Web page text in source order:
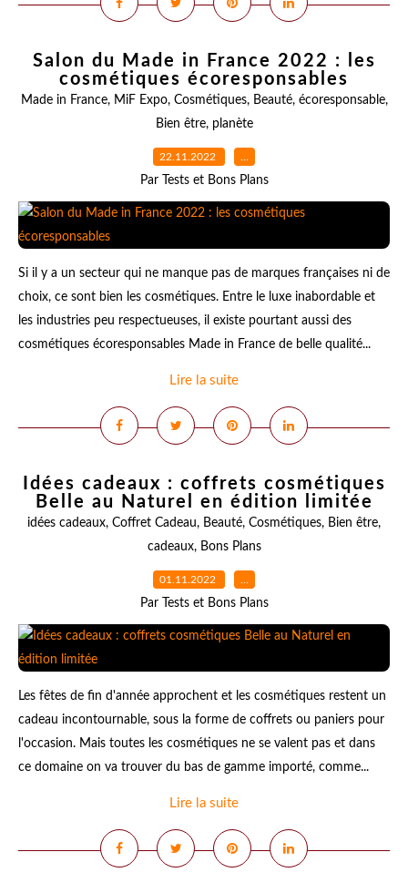
Salon du Made in France 2022 : les
cosmétiques écoresponsables
Made in France, MiF Expo, Cosmétiques, Beauté, écoresponsable,
Bien être, planète
22.11.2022 …
Par Tests et Bons Plans
Si il y a un secteur qui ne manque pas de marques françaises ni de
choix, ce sont bien les cosmétiques. Entre le luxe inabordable et
les industries peu respectueuses, il existe pourtant aussi des
cosmétiques écoresponsables Made in France de belle qualité...
Lire la suite
Idées cadeaux : coffrets cosmétiques
Belle au Naturel en édition limitée
idées cadeaux, Coffret Cadeau, Beauté, Cosmétiques, Bien être,
cadeaux, Bons Plans
01.11.2022 …
Par Tests et Bons Plans
Les fêtes de fin d'année approchent et les cosmétiques restent un
cadeau incontournable, sous la forme de coffrets ou paniers pour
l'occasion. Mais toutes les cosmétiques ne se valent pas et dans
ce domaine on va trouver du bas de gamme importé, comme...
Lire la suite